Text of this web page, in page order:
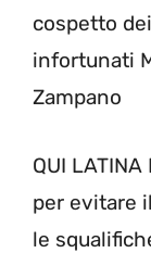
cospetto
infortunati
Zampano
QUI
per evitare
le